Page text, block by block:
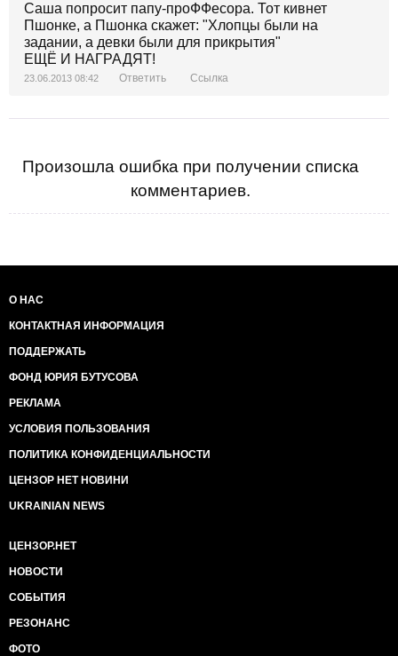
Саша попросит папу-проФФесора. Тот кивнет
Пшонке, а Пшонка скажет: "Хлопцы были на
задании, а девки были для прикрытия"
ЕЩЁ И НАГРАДЯТ!
23.06.2013 08:42 Ответить Ссылка
Произошла ошибка при получении списка
комментариев.
О НАС
КОНТАКТНАЯ ИНФОРМАЦИЯ
ПОДДЕРЖАТЬ
ФОНД ЮРИЯ БУТУСОВА
РЕКЛАМА
УСЛОВИЯ ПОЛЬЗОВАНИЯ
ПОЛИТИКА КОНФИДЕНЦИАЛЬНОСТИ
ЦЕНЗОР НЕТ НОВИНИ
UKRAINIAN NEWS
ЦЕНЗОР.НЕТ
НОВОСТИ
СОБЫТИЯ
РЕЗОНАНС
ФОТО